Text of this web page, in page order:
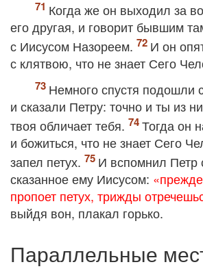
Когда же он выходил за
его другая, и говорит бывшим
с Иисусом Назореем.
И он
с клятвою, что не знает Сего
Немного спустя подошли
и сказали Петру: точно и ты из
твоя обличает тебя.
Тогда он
и божиться, что не знает Сего
запел петух.
И вспомнил Петр
сказанное ему Иисусом:
пропоет петух, трижды
выйдя вон, плакал горько.
Параллельные